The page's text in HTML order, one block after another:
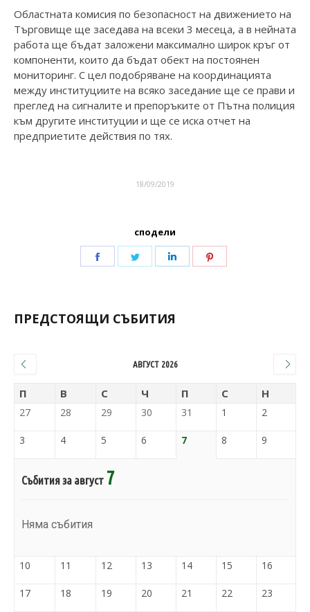
Областната комисия по безопасност на движението на
Търговище ще заседава на всеки 3 месеца, а в нейната
работа ще бъдат заложени максимално широк кръг от
компоненти, които да бъдат обект на постоянен
мониторинг. С цел подобряване на координацията
между институциите на всяко заседание ще се прави и
преглед на сигналите и препоръките от Пътна полиция
към другите институции и ще се иска отчет на
предприетите действия по тях.
18/09/2019
сподели
ПРЕДСТОЯЩИ СЪБИТИЯ
АВГУСТ 2026
П В С Ч П С Н
27 28 29 30 31 1 2
3 4 5 6 7 8 9
Събития за август 7
Няма събития
10 11 12 13 14 15 16
17 18 19 20 21 22 23